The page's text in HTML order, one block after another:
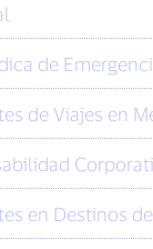
de
de Viajes en
en Destinos